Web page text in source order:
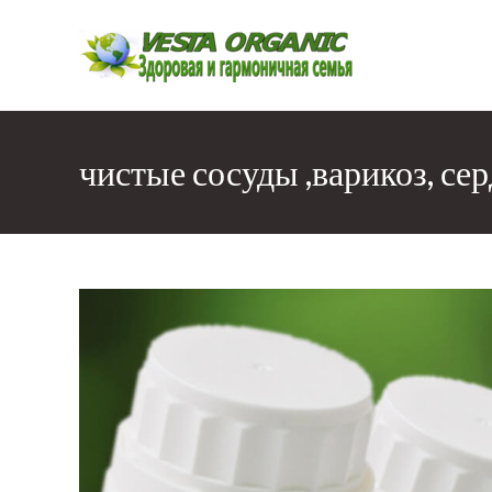
содержимому
чистые сосуды ,варикоз,